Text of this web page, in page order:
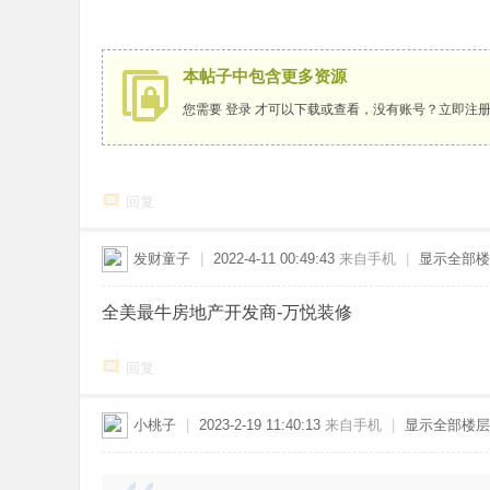
本帖子中包含更多资源
您需要 登录 才可以下载或查看，没有账号？ 立即注册
回复
发财童子 2022-4-11 00:49:43 来自手机 显示全部
全美最牛房地产开发商-万悦装修
回复
小桃子 2023-2-19 11:40:13 来自手机 显示全部楼层